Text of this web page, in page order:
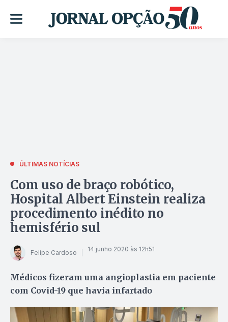
ÚLTIMAS NOTÍCIAS
Com uso de braço robótico,
Hospital Albert Einstein realiza
procedimento inédito no
hemisfério sul
Felipe Cardoso 14 junho 2020 às 12h51
Médicos fizeram uma angioplastia em paciente
com Covid-19 que havia infartado